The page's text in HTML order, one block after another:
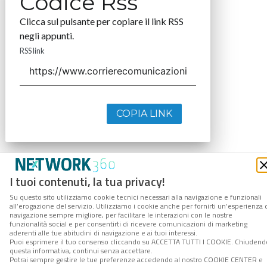
I tuoi contenuti, la tua privacy!
Su questo sito utilizziamo cookie tecnici necessari alla navigazione e funzionali
all’erogazione del servizio. Utilizziamo i cookie anche per fornirti un’esperienza
navigazione sempre migliore, per facilitare le interazioni con le nostre
funzionalità social e per consentirti di ricevere comunicazioni di marketing
aderenti alle tue abitudini di navigazione e ai tuoi interessi.
Puoi esprimere il tuo consenso cliccando su ACCETTA TUTTI I COOKIE.
questa informativa, continui senza accettare.
Potrai sempre gestire le tue preferenze accedendo al nostro COOKIE CENTER e
Clicca sul pulsante per copiare il link RSS
negli appunti.
RSS link
COPIA LINK